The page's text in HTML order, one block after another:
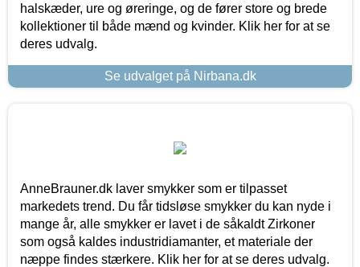
halskæder, ure og øreringe, og de fører store og brede
kollektioner til både mænd og kvinder. Klik her for at se
deres udvalg.
Se udvalget på Nirbana.dk
AnneBrauner.dk laver smykker som er tilpasset
markedets trend. Du får tidsløse smykker du kan nyde i
mange år, alle smykker er lavet i de såkaldt Zirkoner
som også kaldes industridiamanter, et materiale der
næppe findes stærkere. Klik her for at se deres udvalg.